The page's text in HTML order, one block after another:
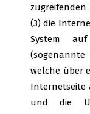
zugreifenden
(3) die
System
(sogenannte
welche über
Internetseite
und die